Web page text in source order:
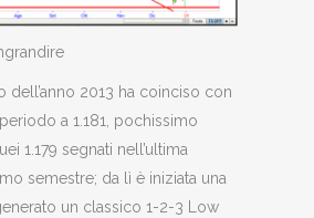
dell’anno 2013 ha coinciso con
a 1.181, pochissimo
1.179 segnati nell’ultima
semestre; da lì è iniziata una
un classico 1-2-3 Low